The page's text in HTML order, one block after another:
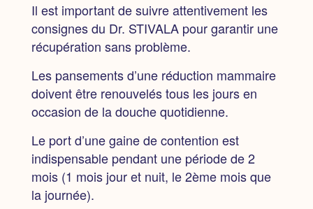
Il est important de suivre attentivement les
consignes du Dr. STIVALA pour garantir une
récupération sans problème.
Les pansements d’une réduction mammaire
doivent être renouvelés tous les jours en
occasion de la douche quotidienne.
Le port d’une gaine de contention est
indispensable pendant une période de 2
mois(1 mois jour et nuit, le 2ème mois que
la journée).